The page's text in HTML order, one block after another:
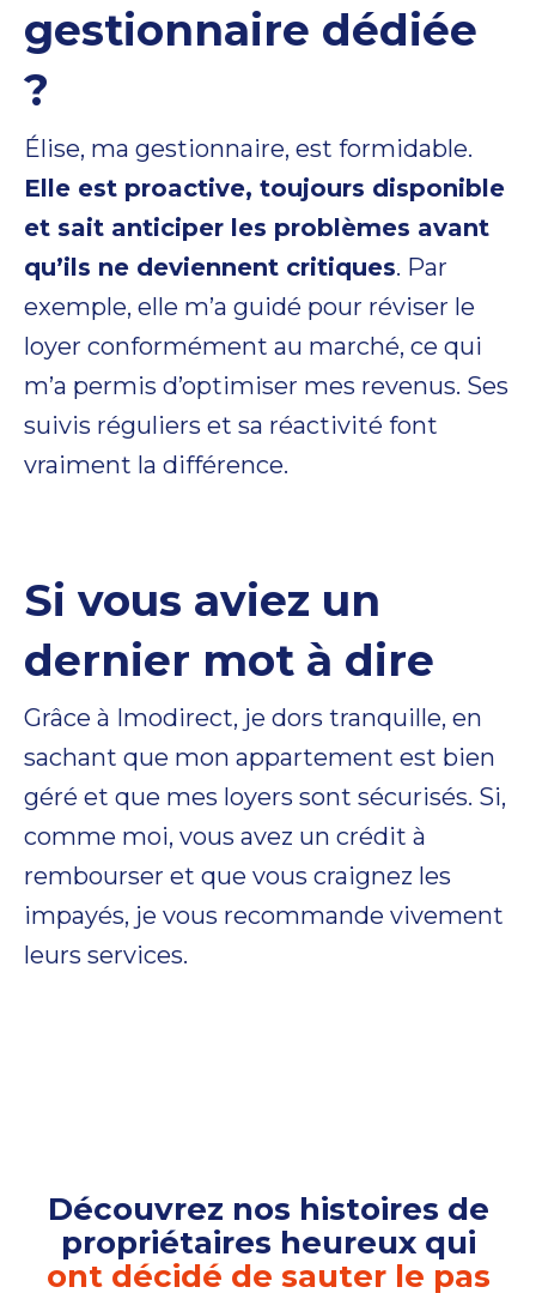
gestionnaire dédiée
?
Élise, ma gestionnaire, est formidable.
Elle est proactive, toujours disponible
et sait anticiper les problèmes avant
qu’ils ne deviennent critiques. Par
exemple, elle m’a guidé pour réviser le
loyer conformément au marché, ce qui
m’a permis d’optimiser mes revenus. Ses
suivis réguliers et sa réactivité font
vraiment la différence.
Si vous aviez un
dernier mot à dire
Grâce à Imodirect, je dors tranquille, en
sachant que mon appartement est bien
géré et que mes loyers sont sécurisés. Si,
comme moi, vous avez un crédit à
rembourser et que vous craignez les
impayés, je vous recommande vivement
leurs services.
Découvrez nos histoires de
propriétaires heureux qui
ont décidé de sauter le pas